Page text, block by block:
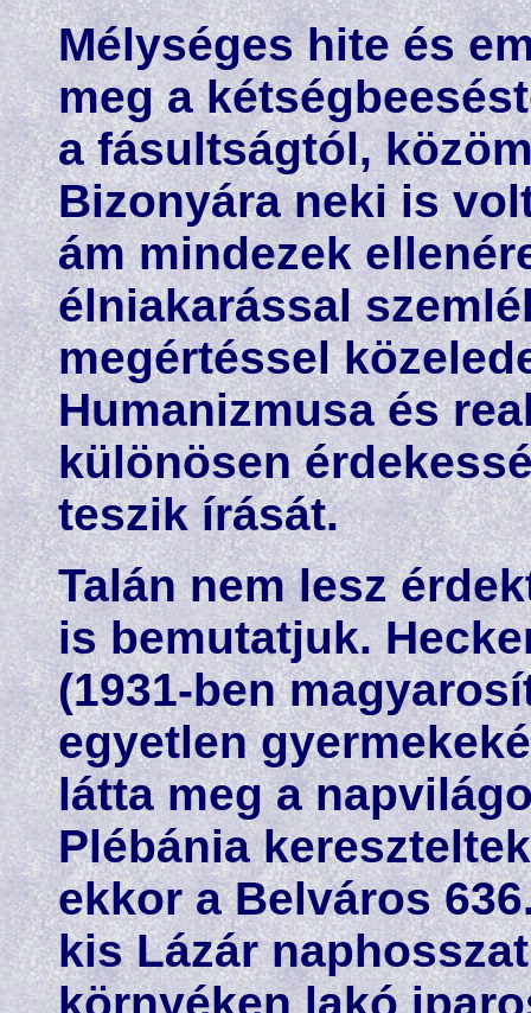
Mélységes hite és
meg a
a fásultságtól,
Bizonyára neki is
ám mindezek
élniakarással
megértéssel
Humanizmusa és
különösen
teszik írását.
Talán nem lesz
is bemutatjuk.
(1931-ben
egyetlen
látta meg a
Plébánia
ekkor a Belváros
kis Lázár
környéken lakó